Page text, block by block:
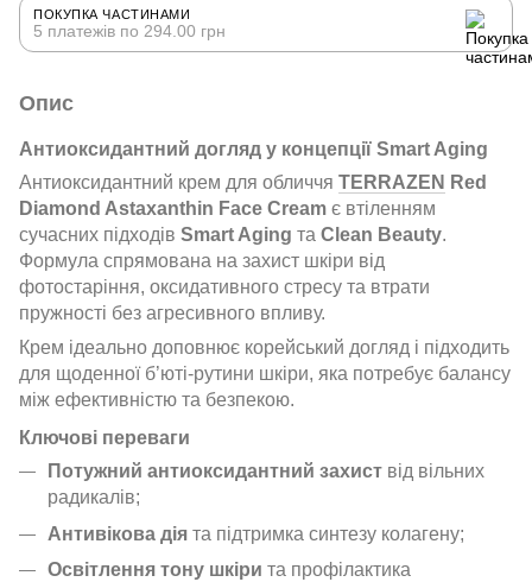
ПОКУПКА ЧАСТИНАМИ
5 платежів по 294.00 грн
Опис
Антиоксидантний догляд у концепції Smart Aging
Антиоксидантний крем для обличчя TERRAZEN Red
Diamond Astaxanthin Face Cream є втіленням
сучасних підходів Smart Aging та Clean Beauty.
Формула спрямована на захист шкіри від
фотостаріння, оксидативного стресу та втрати
пружності без агресивного впливу.
Крем ідеально доповнює корейський догляд і підходить
для щоденної б’юті-рутини шкіри, яка потребує балансу
між ефективністю та безпекою.
Ключові переваги
Потужний антиоксидантний захист від вільних
радикалів;
Антивікова дія та підтримка синтезу колагену;
Освітлення тону шкіри та профілактика